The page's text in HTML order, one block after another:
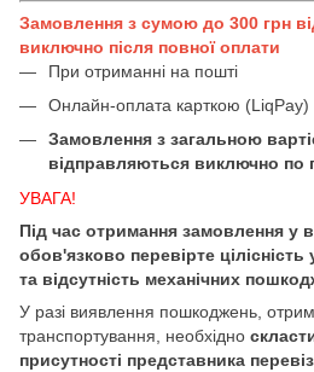
Замовлення з сумою до 300 грн
виключно після повної оплати
При отриманні на пошті
Онлайн-оплата карткою (LiqPay)
Замовлення з загальною
відправляються виключно по
УВАГА!
Під час отримання замовлення у
обов'язково перевірте цілісність
та відсутність механічних
У разі виявлення пошкоджень,
транспортування, необхідно
присутності представника